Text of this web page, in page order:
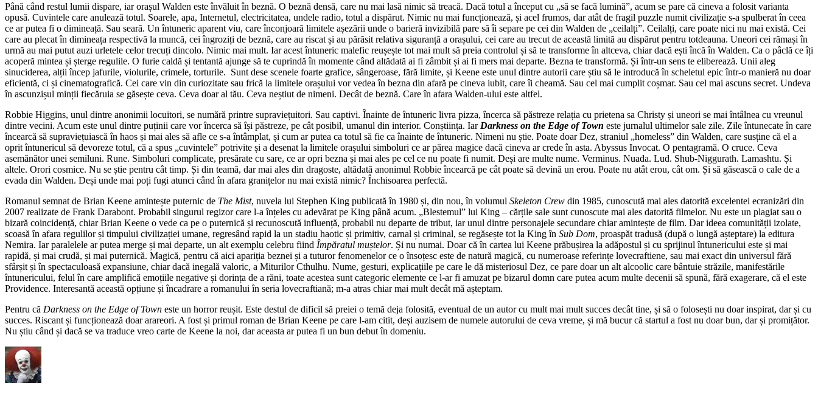
Până când restul lumii dispare, iar orașul Walden este învăluit în beznă. O beznă densă, care nu mai lasă nimic să treacă. Dacă totul a început cu „să se facă lumină”, acum se pare că cineva a folosit varianta
opusă. Cuvintele care anulează totul. Soarele, apa, Internetul, electricitatea, undele radio, totul a dispărut. Nimic nu mai funcționează, și acel frumos, dar atât de fragil puzzle numit civilizație s-a spulberat în ceea
ce ar putea fi o dimineață. Sau seară. Un întuneric aparent viu, care înconjoară limitele așezării unde o barieră invizibilă pare să îi separe pe cei din Walden de „ceilalți”. Ceilalți, care poate nici nu mai există. Cei
care au plecat în dimineața respectivă la muncă, cei îngroziți de beznă, care au riscat și au părăsit relativa siguranță a orașului, cei care au trecut de această limită au dispărut pentru totdeauna. Uneori cei rămași în
urmă au mai putut auzi urletele celor trecuți dincolo. Nimic mai mult. Iar acest întuneric malefic reușește tot mai mult să preia controlul și să te transforme în altceva, chiar dacă ești încă în Walden. Ca o pâclă ce îți
acoperă mintea și șterge regulile. O furie caldă și tentantă ajunge să te cuprindă în momente când altădată ai fi zâmbit și ai fi mers mai departe. Bezna te transformă. Și într-un sens te eliberează. Unii aleg
sinuciderea, alții încep jafurile, violurile, crimele, torturile. Sunt dese scenele foarte grafice, sângeroase, fără limite, și Keene este unul dintre autorii care știu să le introducă în scheletul epic într-o manieră nu doar
eficientă, ci și cinematografică. Cei care vin din curiozitate sau frică la limitele orașului vor vedea în bezna din afară pe cineva iubit, care îi cheamă. Sau cel mai cumplit coșmar. Sau cel mai ascuns secret. Undeva
în ascunzișul minții fiecăruia se găsește ceva. Ceva doar al tău. Ceva neștiut de nimeni. Decât de beznă. Care în afara Walden-ului este altfel.
Robbie Higgins, unul dintre anonimii locuitori, se numără printre supraviețuitori. Sau captivi. Înainte de întuneric livra pizza, încerca să păstreze relația cu prietena sa Christy și uneori se mai întâlnea cu vreunul
dintre vecini. Acum este unul dintre puținii care vor încerca să își păstreze, pe cât posibil, umanul din interior. Conștiința. Iar Darkness on the Edge of Town este jurnalul ultimelor sale zile. Zile întunecate în care
încearcă să supraviețuiască în haos și mai ales să afle ce s-a întâmplat, și cum ar putea ca totul să fie ca înainte de întuneric. Nimeni nu știe. Poate doar Dez, straniul „homeless” din Walden, care susține că el a
oprit întunericul să devoreze totul, că a spus „cuvintele” potrivite și a desenat la limitele orașului simboluri ce ar părea magice dacă cineva ar crede în asta. Abyssus Invocat. O pentagramă. O cruce. Ceva
asemănător unei semiluni. Rune. Simboluri complicate, presărate cu sare, ce ar opri bezna și mai ales pe cel ce nu poate fi numit. Deși are multe nume. Verminus. Nuada. Lud. Shub-Niggurath. Lamashtu. Și
altele. Orori cosmice. Nu se știe pentru cât timp. Și din teamă, dar mai ales din dragoste, altădată anonimul Robbie încearcă pe cât poate să devină un erou. Poate nu atât erou, cât om. Și să găsească o cale de a
evada din Walden. Deși unde mai poți fugi atunci când în afara granițelor nu mai există nimic? Închisoarea perfectă.
Romanul semnat de Brian Keene amintește puternic de The Mist, nuvela lui Stephen King publicată în 1980 și, din nou, în volumul Skeleton Crew din 1985, cunoscută mai ales datorită excelentei ecranizări din
2007 realizate de Frank Darabont. Probabil singurul regizor care l-a înțeles cu adevărat pe King până acum. „Blestemul” lui King – cărțile sale sunt cunoscute mai ales datorită filmelor. Nu este un plagiat sau o
bizară coincidență, chiar Brian Keene o vede ca pe o puternică și recunoscută influență, probabil nu departe de tribut, iar unul dintre personajele secundare chiar amintește de film. Dar ideea comunității izolate,
scoasă în afara regulilor și timpului civilizației umane, regresând rapid la un stadiu haotic și primitiv, carnal și criminal, se regăsește tot la King în Sub Dom, proaspăt tradusă (după o lungă așteptare) la editura
Nemira. Iar paralelele ar putea merge și mai departe, un alt exemplu celebru fiind Împăratul muștelor. Și nu numai. Doar că în cartea lui Keene prăbușirea la adăpostul și cu sprijinul întunericului este și mai
rapidă, și mai crudă, și mai puternică. Magică, pentru că aici apariția beznei și a tuturor fenomenelor ce o însoțesc este de natură magică, cu numeroase referințe lovecraftiene, sau mai exact din universul fără
sfârșit și în spectaculoasă expansiune, chiar dacă inegală valoric, a Miturilor Cthulhu. Nume, gesturi, explicațiile pe care le dă misteriosul Dez, ce pare doar un alt alcoolic care bântuie străzile, manifestările
întunericului, felul în care amplifică emoțiile negative și dorința de a răni, toate acestea sunt categoric elemente ce l-ar fi amuzat pe bizarul domn care putea acum multe decenii să spună, fără exagerare, că el este
Providence. Interesantă această opțiune și încadrare a romanului în seria lovecraftiană; m-a atras chiar mai mult decât mă așteptam.
Pentru că Darkness on the Edge of Town este un horror reușit. Este destul de dificil să preiei o temă deja folosită, eventual de un autor cu mult mai mult succes decât tine, și să o folosești nu doar inspirat, dar și cu
succes. Riscant și funcționează doar arareori. A fost și primul roman de Brian Keene pe care l-am citit, deși auzisem de numele autorului de ceva vreme, și mă bucur că startul a fost nu doar bun, dar și promițător.
Nu știu când și dacă se va traduce vreo carte de Keene la noi, dar aceasta ar putea fi un bun debut în domeniu.